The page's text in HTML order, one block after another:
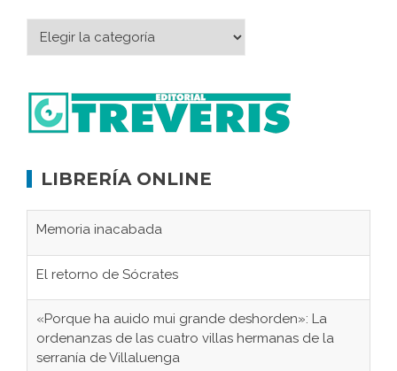
LIBRERÍA ONLINE
Memoria inacabada
El retorno de Sócrates
«Porque ha auido mui grande deshorden»: La
ordenanzas de las cuatro villas hermanas de la
serranía de Villaluenga